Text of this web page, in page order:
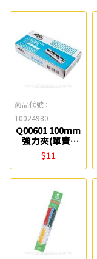
商品代號 :
10024980
Q00601 100mm
強力夾(單賣)
ABEL
$11